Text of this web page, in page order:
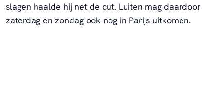
slagen haalde hij net de cut. Luiten mag daardoor
zaterdag en zondag ook nog in Parijs uitkomen.